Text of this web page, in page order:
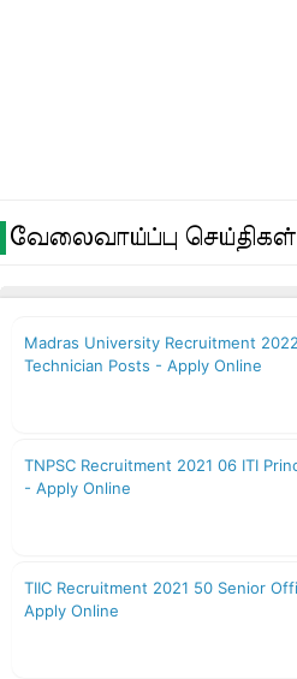
வேலைவாய்ப்பு செய்திகள்